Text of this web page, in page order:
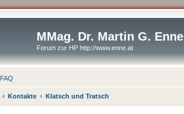
MMag. Dr. Martin G. Enne
Forum zur HP http://www.enne.at
FAQ
Kontakte Klatsch und Tratsch